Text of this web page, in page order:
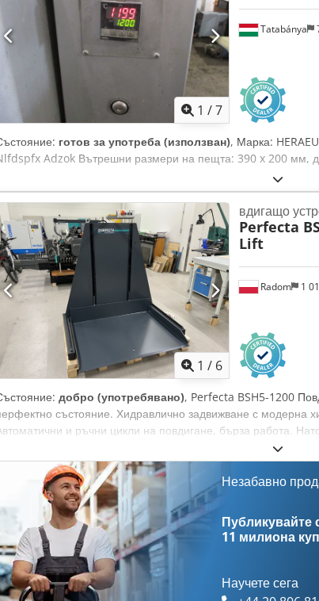
1 /7
Tatabánya
готов за употреба (използван), Марка:
Adzok Вътрешни размери на пещта: 390 x 200 мм,
1 / 6
Radom 1
вдигащо
Perfecta
Lift
добро (употребявано), Perfecta BSH5-1200
състояние. Хидравлично задвижване с модерна
и ръчни цикли на повдигане, бърза работа.
1350 мм. Документация включена. Dodpfx Aozmu Dhjdzjck
Незабавно
Публикувайте
11 милиона
Научете сега